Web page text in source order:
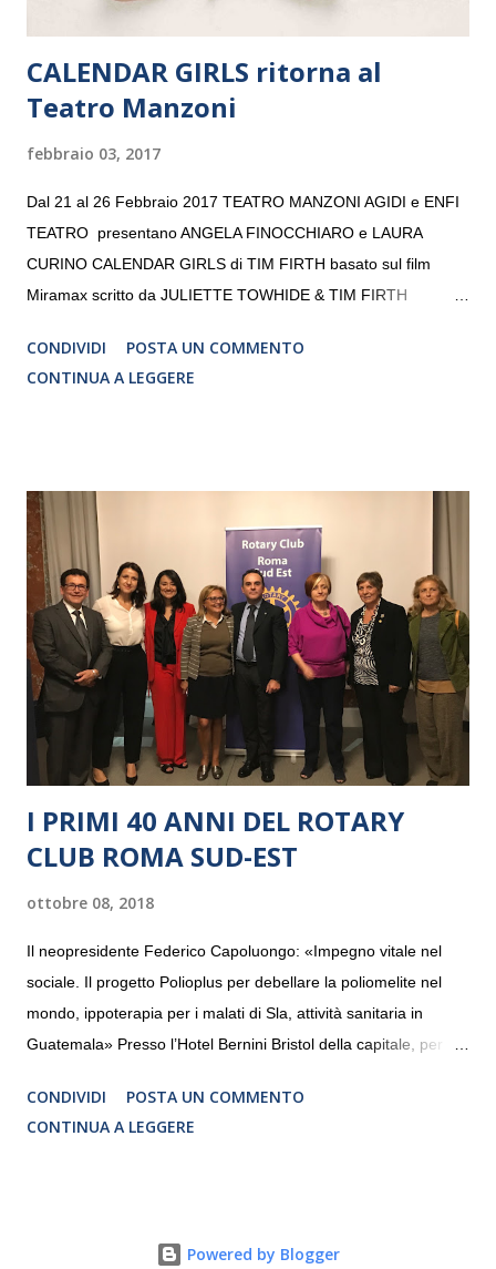
CALENDAR GIRLS ritorna al
Teatro Manzoni
febbraio 03, 2017
Dal 21 al 26 Febbraio 2017 TEATRO MANZONI AGIDI e ENFI
TEATRO presentano ANGELA FINOCCHIARO e LAURA
CURINO CALENDAR GIRLS di TIM FIRTH basato sul film
Miramax scritto da JULIETTE TOWHIDE & TIM FIRTH
CRISTINA PEZZOLI
CONDIVIDI
POSTA UN COMMENTO
CONTINUA A LEGGERE
I PRIMI 40 ANNI DEL ROTARY
CLUB ROMA SUD-EST
ottobre 08, 2018
Il neopresidente Federico Capoluongo: «Impegno vitale nel
sociale. Il progetto Polioplus per debellare la poliomelite nel
mondo, ippoterapia per i malati di Sla, attività sanitaria in
Guatemala» Presso l’Hotel Bernini Bristol della capitale, per la
programmazione del Rotary Club Roma Sud-Est che festeggia
i quaranta anni di attività. Un’occasione per raccontare al
riguardano sia il territorio che le missioni all’estero in paesi in
CONDIVIDI
POSTA UN COMMENTO
CONTINUA A LEGGERE
Powered by Blogger